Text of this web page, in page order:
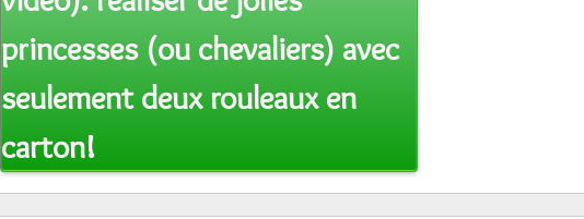
princesses (ou chevaliers) avec
seulement deux rouleaux en
carton!